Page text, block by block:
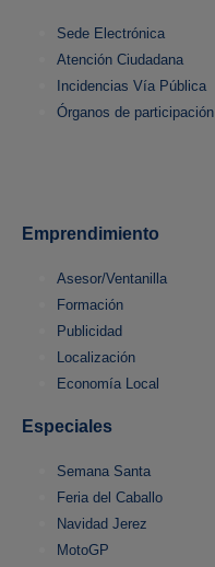
Sede Electrónica
Atención Ciudadana
Incidencias Vía Pública
Órganos de participación
Emprendimiento
Asesor/Ventanilla
Formación
Publicidad
Localización
Economía Local
Especiales
Semana Santa
Feria del Caballo
Navidad Jerez
MotoGP